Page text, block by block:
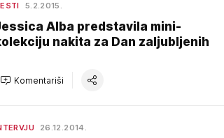
5.2.2015.
Alba predstavila mini-
nakita za Dan zaljubljenih
Komentariši
26.12.2014.